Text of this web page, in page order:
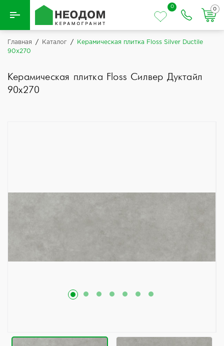
Назад
0
0
Главная / Каталог /
Керамическая плитка Floss Silver Ductile
90x270
Керамическая плитка Floss Силвер Дуктайл
90x270